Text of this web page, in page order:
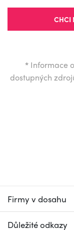
CHCI
* Informace
dostupných
Firmy v dosahu
Důležité odkazy